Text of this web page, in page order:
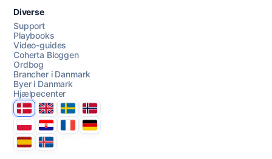
Diverse
Support
Playbooks
Video-guides
Coherta Bloggen
Ordbog
Brancher i Danmark
Byer i Danmark
Hjælpecenter
DanmarkUnited Kingdom
SverigeNorge
PolskaHrvatskaFranceDeutschland
EspanaÍsland